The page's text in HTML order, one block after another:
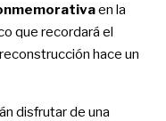
en la
que recordará el
hace un
disfrutar de una